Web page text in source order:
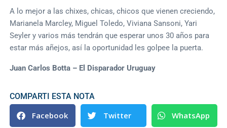
A lo mejor a las chixes, chicas, chicos que vienen creciendo,
Marianela Marcley, Miguel Toledo, Viviana Sansoni, Yari
Seyler y varios más tendrán que esperar unos 30 años para
estar más añejos, así la oportunidad les golpee la puerta.
Juan Carlos Botta – El Disparador Uruguay
COMPARTI ESTA NOTA
Facebook Twitter WhatsApp